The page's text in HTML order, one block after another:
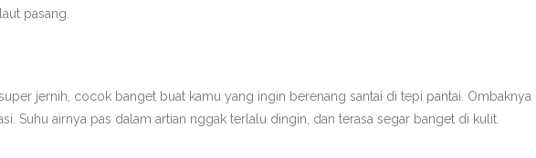
pasang.
jernih, cocok banget buat kamu yang ingin berenang santai di tepi pantai. Ombaknya
Suhu airnya pas dalam artian nggak terlalu dingin, dan terasa segar banget di kulit.